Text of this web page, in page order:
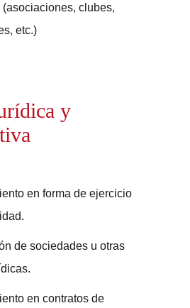
(asociaciones, clubes,
etc.)
y
en forma de ejercicio
de sociedades u otras
en contratos de